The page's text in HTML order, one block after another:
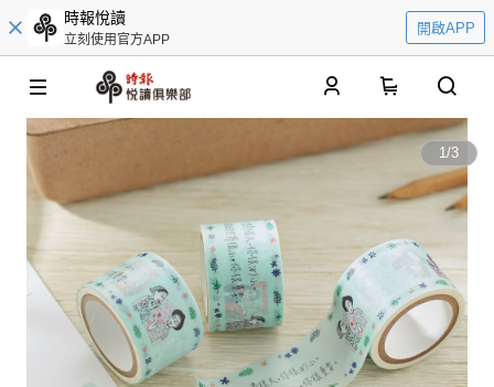
時報悅讀
立刻使用官方APP
開啟APP
1/3